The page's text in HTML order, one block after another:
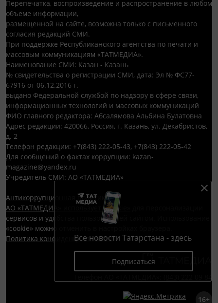
Все новости Татарстана - здесь
Подписаться
Перепечатка, воспроизведение и распространение в любом
объеме информации,
размещенной на сайте, возможна только с письменного
согласия редакций СМИ.
При поддержке Республиканского агентства по печати и
массовым коммуникациям «ТАТМЕДИА».
Наименование СМИ: Казан - Казань
№ свидетельства о регистрации СМИ, дата: Эл № ФС77-
67916 от 06.12.2016 г.
выдано Федеральной службой по надзору в сфере связи,
информационных технологий и массовых коммуникаций
ФИО главного редактора: Абсалямова Альбина Булатовна
Адрес редакции: 420066, Россия, г. Казань, ул. Декабристов,
д. 2
Телефон редакции: +7(843) 222-05-43, +7(843) 222-05-42
Для сообщений о фактах коррупции: kazan-
magazine@yandex.ru
Учредитель СМИ: АО «ТАТМЕДИА»
Антикоррупционная политика
АО «ТАТМЕДИА» использует «cookie»
сервисов и удобства пользователей сайтом. Использование
«cookie» можно отменить в настройках браузера.
Политика конфиденциальности
(843) 222 09 84
16+